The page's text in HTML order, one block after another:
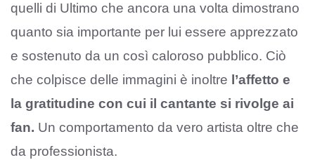
quelli di Ultimo che ancora una volta dimostrano
quanto sia importante per lui essere apprezzato
e sostenuto da un così caloroso pubblico. Ciò
che colpisce delle immagini è inoltre l’affetto e
la gratitudine con cui il cantante si rivolge ai
fan. Un comportamento da vero artista oltre che
da professionista.